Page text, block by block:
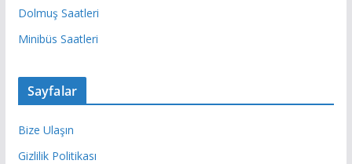
Dolmuş Saatleri
Minibüs Saatleri
Sayfalar
Bize Ulaşın
Gizlilik Politikası